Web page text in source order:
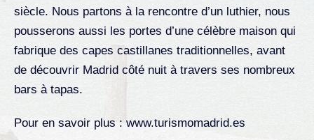
siècle. Nous partons à la rencontre d’un luthier, nous
pousserons aussi les portes d’une célèbre maison qui
fabrique des capes castillanes traditionnelles, avant
de découvrir Madrid côté nuit à travers ses nombreux
bars à tapas.
Pour en savoir plus : www.turismomadrid.es